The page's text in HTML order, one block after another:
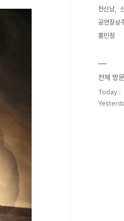
천신남
공연장상
홍민정
전체 방
Today :